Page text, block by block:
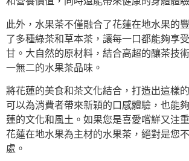
此外，水果茶不僅融合了花蓮在地水果的
了多種綠茶和草本茶，讓每一口都能夠享
甘。大自然的原材料，結合高超的釀茶技
一無二的水果茶品味。
將花蓮的美食和茶文化結合，打造出這樣
可以為消費者帶來新穎的口感體驗，也能
蓮的文化和風土。如果您是喜愛嚐鮮又注
花蓮在地水果為主材的水果茶，絕對是您
處。